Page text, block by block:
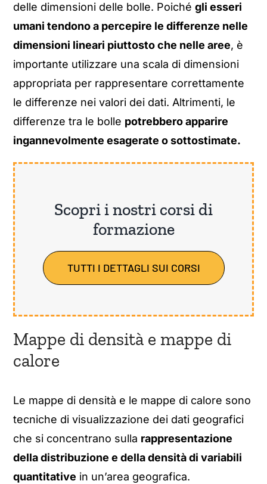
delle dimensioni delle bolle. Poichégli esseri
umani tendono a percepire le differenze nelle
dimensioni lineari piuttosto che nelle aree, è
importante utilizzare una scala di dimensioni
appropriata per rappresentare correttamente
le differenze nei valori dei dati. Altrimenti, le
differenze tra le bolle potrebbero apparire
ingannevolmente esagerate o sottostimate.
Scopri i nostri corsi di
formazione
TUTTI I DETTAGLI SUI CORSI
Mappe di densità e mappe di
calore
Le mappe di densità e le mappe di calore sono
tecniche di visualizzazione dei dati geografici
che si concentrano sulla rappresentazione
della distribuzione e della densità di variabili
quantitative in un’area geografica.